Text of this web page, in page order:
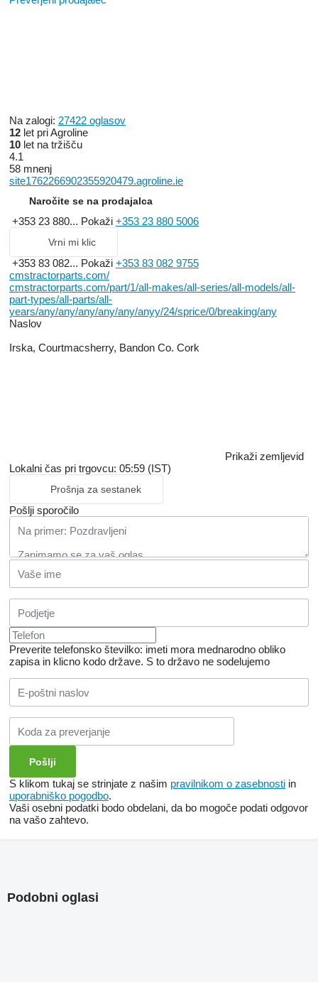
Na zalogi: 27422 oglasov
12 let pri Agroline
10 let na tržišču
4.1
58 mnenj
site1762266902355920479.agroline.ie
Naročite se na prodajalca
+353 23 880... Pokaži +353 23 880 5006
Vrni mi klic
+353 83 082... Pokaži +353 83 082 9755
cmstractorparts.com/
cmstractorparts.com/part/1/all-makes/all-series/all-models/all-
part-types/all-parts/all-
years/any/any/any/any/any/anyy/24/sprice/0/breaking/any
Naslov
Irska, Courtmacsherry, Bandon Co. Cork
Prikaži zemljevid
Lokalni čas pri trgovcu: 05:59 (IST)
Prošnja za sestanek
Pošlji sporočilo
Preverite telefonsko številko: imeti mora mednarodno obliko
zapisa in klicno kodo države. S to državo ne sodelujemo
S klikom tukaj se strinjate z našim pravilnikom o zasebnosti in
uporabniško pogodbo.
Vaši osebni podatki bodo obdelani, da bo mogoče podati odgovor
na vašo zahtevo.
Podobni oglasi